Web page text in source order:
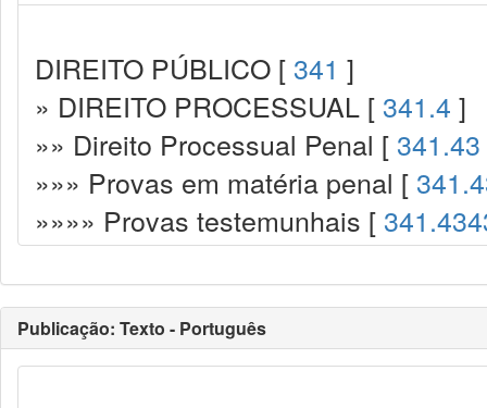
DIREITO PÚBLICO [ 341 ]
» DIREITO PROCESSUAL [ 341.4 ]
»» Direito Processual Penal [ 341.43
»»» Provas em matéria penal [
»»»» Provas testemunhais [
Publicação: Texto - Português